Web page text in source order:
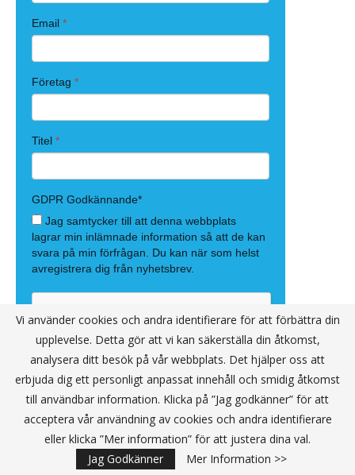
Vi använder cookies och andra identifierare för att förbättra din
upplevelse. Detta gör att vi kan säkerställa din åtkomst,
analysera ditt besök på vår webbplats. Det hjälper oss att
erbjuda dig ett personligt anpassat innehåll och smidig åtkomst
till användbar information. Klicka på ”Jag godkänner” för att
acceptera vår användning av cookies och andra identifierare
eller klicka ”Mer information” för att justera dina val.
Jag Godkänner
Mer Information >>